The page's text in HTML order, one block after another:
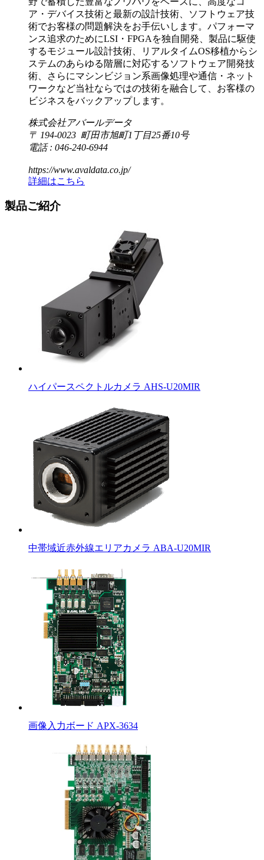
ア・デバイス技術と最新の設計技術、ソフトウェア技
術でお客様の問題解決をお手伝いします。パフォーマ
ンス追求のためにLSI・FPGAを独自開発、製品に駆使
するモジュール設計技術、リアルタイムOS移植からシ
ステムのあらゆる階層に対応するソフトウェア開発技
術、さらにマシンビジョン系画像処理や通信・ネット
ワークなど当社ならではの技術を融合して、お客様の
ビジネスをバックアップします。
株式会社アバールデータ
〒 194-0023 町田市旭町1丁目25番10号
電話 : 046-240-6944
https://www.avaldata.co.jp/
詳細はこちら
製品ご紹介
ハイパースペクトルカメラ AHS-U20MIR
中帯域近赤外線エリアカメラ ABA-U20MIR
画像入力ボード APX-3634